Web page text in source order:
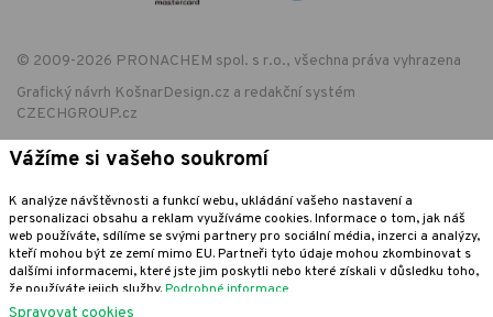
© 2009-2026 PRONACHEM spol. s r.o., všechna práva vyhrazena
Grafický návrh KošnarDesign.cz a redakční systém
CZECHGROUP.cz
EET - označení provozovny:
Podle zákona o evidenci tržeb je prodávající povinen vystavit kupujícímu
účtenku. Zároveň je povinen zaevidovat přijatou tržbu u správce daně
online; v případě technického výpadku pak nejpozději do 48 hodin.
Vážíme si vašeho soukromí
K analýze návštěvnosti a funkcí webu, ukládání vašeho nastavení a
personalizaci obsahu a reklam využíváme cookies. Informace o tom, jak náš
web používáte, sdílíme se svými partnery pro sociální média, inzerci a analýzy,
kteří mohou být ze zemí mimo EU. Partneři tyto údaje mohou zkombinovat s
dalšími informacemi, které jste jim poskytli nebo které získali v důsledku toho,
že používáte jejich služby.Podrobné informace
Spravovat cookies